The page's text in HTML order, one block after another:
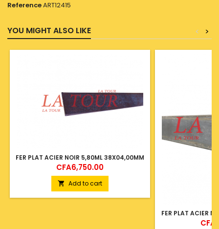
ReferenceART12415
YOU MIGHT ALSO LIKE >
<
FER PLAT ACIER NOIR 5,80ML 38X04,00MM
Price
CFA6,750.00
 Add to cart
FER PLAT ACIER
Price